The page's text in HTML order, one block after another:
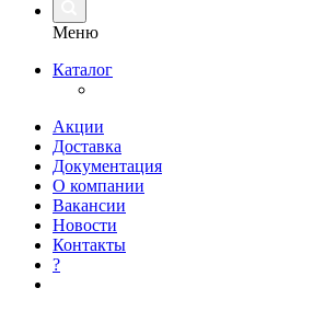
Меню
Каталог
Акции
Доставка
Документация
О компании
Вакансии
Новости
Контакты
?